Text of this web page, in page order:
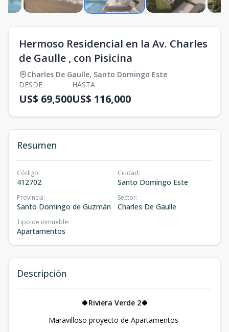
Hermoso Residencial en la Av. Charles
de Gaulle , con Pisicina
Charles De Gaulle, Santo Domingo Este
DESDE
US$ 69,500
HASTA
US$ 116,000
Resumen
Código:
412702
Ciudad:
Santo Domingo Este
Provincia:
Santo Domingo de Guzmán
Sector:
Charles De Gaulle
Tipo de inmueble:
Apartamentos
Descripción
🍀Riviera Verde 2🍀
Maravilloso proyecto de Apartamentos